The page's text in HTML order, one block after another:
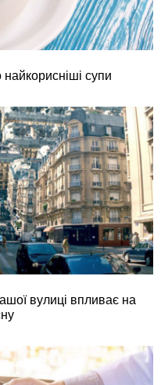
найкорисніші супи
вулиці впливає на